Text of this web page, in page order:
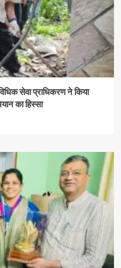
सेवा प्राधिकरण ने किया
का हिस्सा